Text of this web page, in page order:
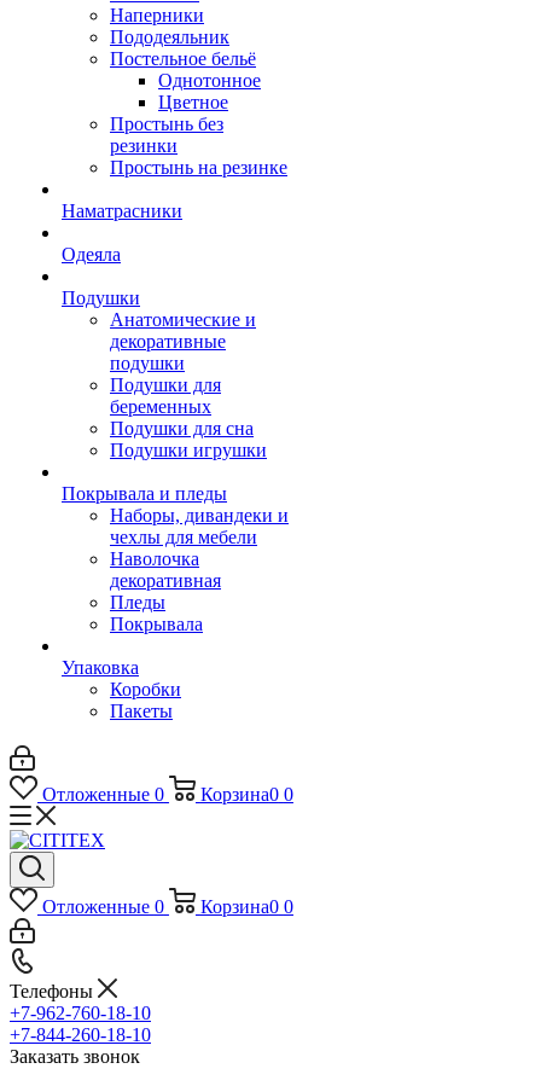
Наперники
Пододеяльник
Постельное бельё
Однотонное
Цветное
Простынь без
резинки
Простынь на резинке
Наматрасники
Одеяла
Подушки
Анатомические и
декоративные
подушки
Подушки для
беременных
Подушки для сна
Подушки игрушки
Покрывала и пледы
Наборы, дивандеки и
чехлы для мебели
Наволочка
декоративная
Пледы
Покрывала
Упаковка
Коробки
Пакеты
Отложенные 0 Корзина0 0
Отложенные 0 Корзина0 0
Телефоны
+7-962-760-18-10
+7-844-260-18-10
Заказать звонок